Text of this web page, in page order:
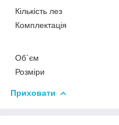
Кількість лез
Комплектація
Об`єм
Розміри
Приховати